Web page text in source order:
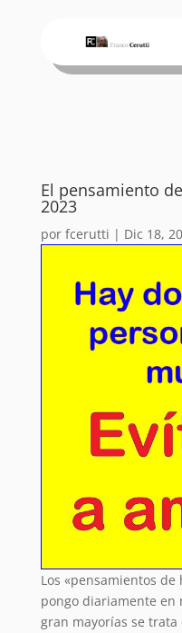
El pensamiento
2023
por fcerutti | Dic 18,
Los «pensamientos
pongo diariamente en
gran mayorías se